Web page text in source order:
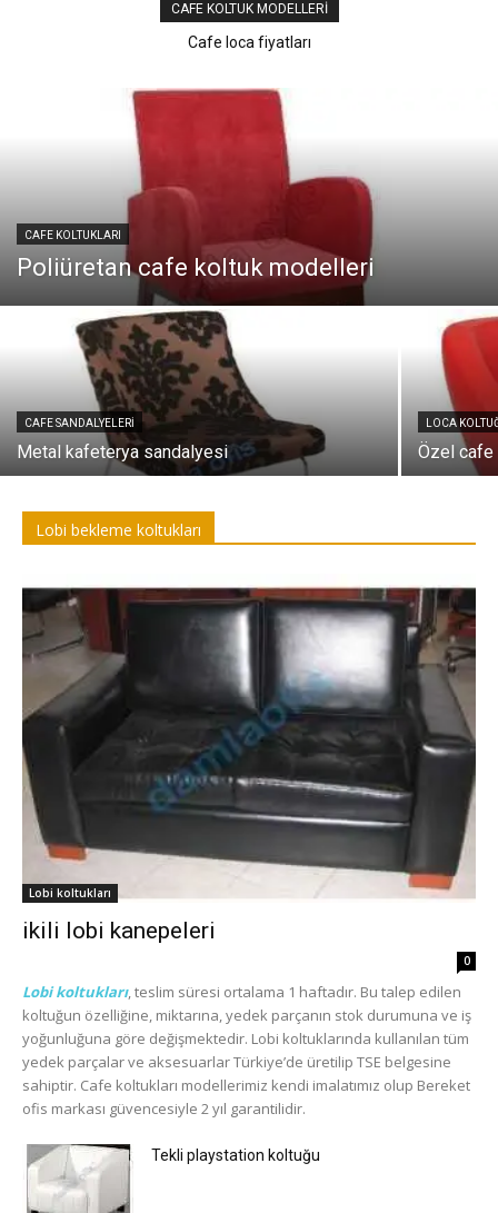
CAFE KOLTUK MODELLERI
Tekli lobi koltuğu
CAFE KOLTUKLARI
Poliüretan cafe koltuk modelleri
CAFE SANDALYELERI
Metal kafeterya sandalyesi
LOCA
Özel
Lobi bekleme koltukları
Lobi koltukları
ikili lobi kanepeleri
0
Lobi koltukları, teslim süresi ortalama 1 haftadır. Bu talep edilen
koltuğun özelliğine, miktarına, yedek parçanın stok durumuna ve iş
yoğunluğuna göre değişmektedir. Lobi koltuklarında kullanılan tüm
yedek parçalar ve aksesuarlar Türkiye’de üretilip TSE belgesine
sahiptir. Cafe koltukları modellerimiz kendi imalatımız olup Bereket
ofis markası güvencesiyle 2 yıl garantilidir.
Tekli playstation koltuğu